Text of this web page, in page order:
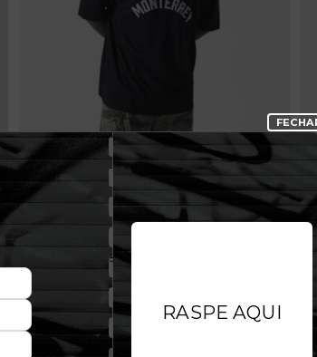
Camiseta Sultanes De Monterrey Premium
Baseball
Em até 6x de 58,33 sem juros